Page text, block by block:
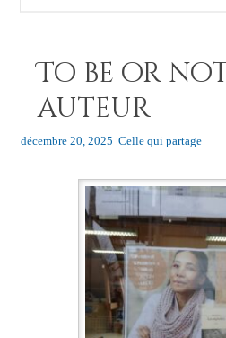
To be or
auteur
décembre 20, 2025 |Celle qui partage